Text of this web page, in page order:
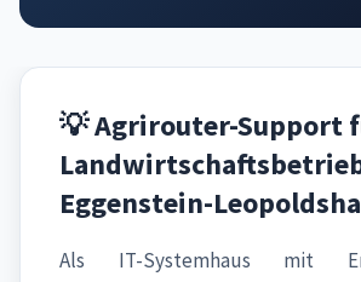
💡 Agrirouter-Support
Eggenstein-
Als IT-Systemhaus mit